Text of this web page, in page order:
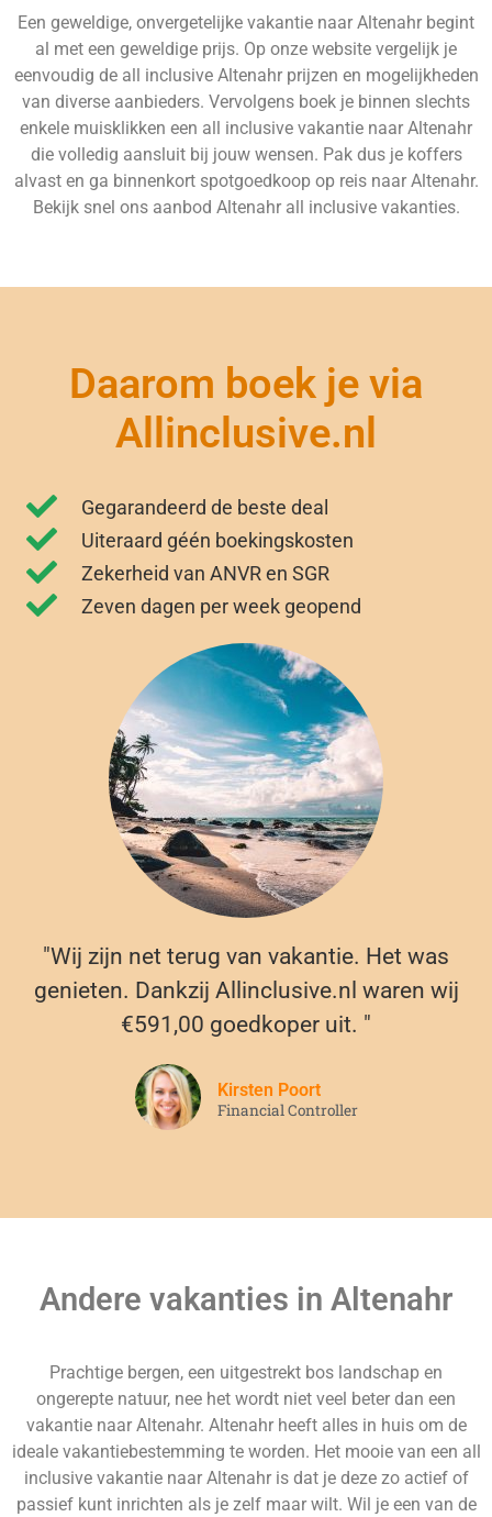
Een geweldige, onvergetelijke vakantie naar Altenahr begint
al met een geweldige prijs. Op onze website vergelijk je
eenvoudig de all inclusive Altenahr prijzen en mogelijkheden
van diverse aanbieders. Vervolgens boek je binnen slechts
enkele muisklikken een all inclusive vakantie naar Altenahr
die volledig aansluit bij jouw wensen. Pak dus je koffers
alvast en ga binnenkort spotgoedkoop op reis naar Altenahr.
Bekijk snel ons aanbod Altenahr all inclusive vakanties.
Daarom boek je via
Allinclusive.nl
Gegarandeerd de beste deal
Uiteraard géén boekingskosten
Zekerheid van ANVR en SGR
Zeven dagen per week geopend
"Wij zijn net terug van vakantie. Het was
genieten. Dankzij Allinclusive.nl waren wij
€591,00 goedkoper uit. "
Kirsten Poort
Financial Controller
Andere vakanties in Altenahr
Prachtige bergen, een uitgestrekt bos landschap en
ongerepte natuur, nee het wordt niet veel beter dan een
vakantie naar Altenahr. Altenahr heeft alles in huis om de
ideale vakantiebestemming te worden. Het mooie van een all
inclusive vakantie naar Altenahr is dat je deze zo actief of
passief kunt inrichten als je zelf maar wilt. Wil je een van de